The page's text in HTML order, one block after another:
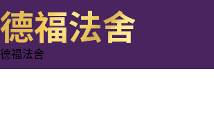
跳
至
主
要
德福法舍